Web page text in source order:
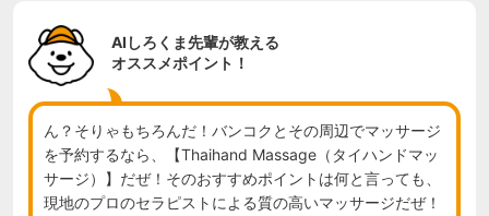
AIしろくま先輩が教える
オススメポイント！
ん？そりゃもちろんだ！バンコクとその周辺でマッサージ
を予約するなら、【Thaihand Massage（タイハンドマッ
サージ）】だぜ！そのおすすめポイントは何と言っても、
現地のプロのセラピストによる質の高いマッサージだぜ！